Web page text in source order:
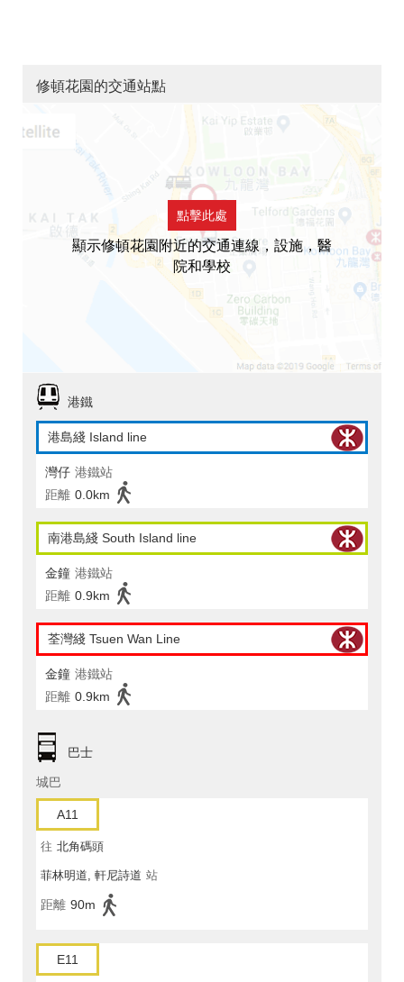
修頓花園的交通站點
點擊此處
顯示修頓花園附近的交通連線，設施，醫
院和學校
港鐵
港島綫 Island line
灣仔 港鐵站
距離 0.0km
南港島綫 South Island line
金鐘 港鐵站
距離 0.9km
荃灣綫 Tsuen Wan Line
金鐘 港鐵站
距離 0.9km
巴士
城巴
A11
往 北角碼頭
菲林明道, 軒尼詩道 站
距離 90m
E11